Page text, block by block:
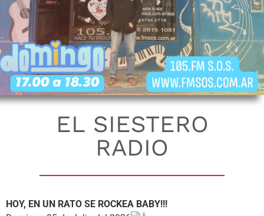
EL SIESTERO
RADIO
HOY, EN UN RATO SE ROCKEA BABY!!!